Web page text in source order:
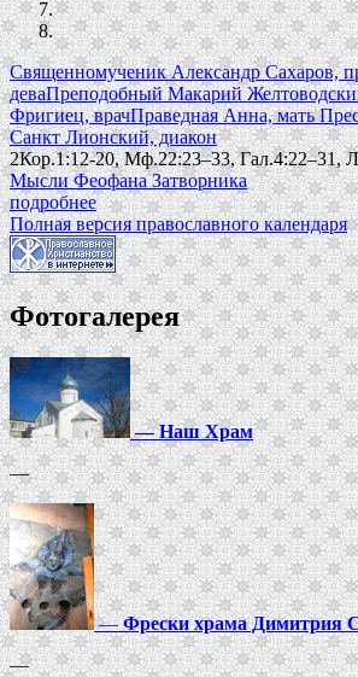
Священномученик Александр Сахаров,
деваПреподобный Макарий
Фригиец, врачПраведная Анна, мать
Санкт Лионский, диакон
2Кор.1:12-20, Мф.22:23–33, Гал.4:22–31,
Мысли Феофана Затворника
подробнее
Полная версия православного календаря
Фотогалерея
—Наш Храм
—
—Фрески храма Димитрия
—